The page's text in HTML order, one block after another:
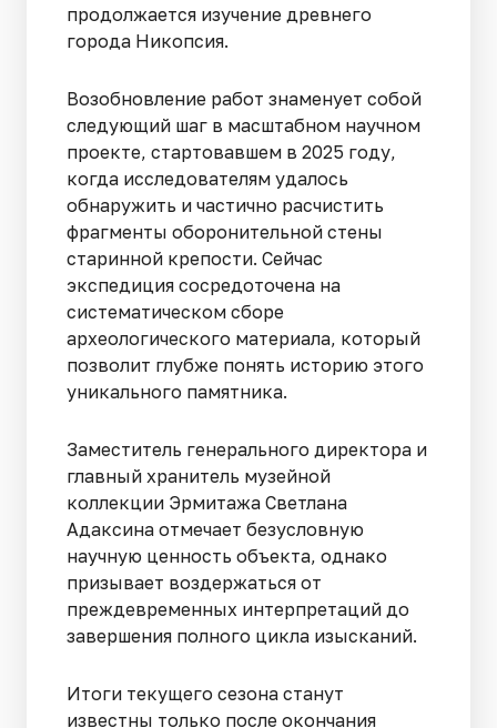
продолжается изучение древнего
города Никопсия.
Возобновление работ знаменует собой
следующий шаг в масштабном научном
проекте, стартовавшем в 2025 году,
когда исследователям удалось
обнаружить и частично расчистить
фрагменты оборонительной стены
старинной крепости. Сейчас
экспедиция сосредоточена на
систематическом сборе
археологического материала, который
позволит глубже понять историю этого
уникального памятника.
Заместитель генерального директора и
главный хранитель музейной
коллекции Эрмитажа Светлана
Адаксина отмечает безусловную
научную ценность объекта, однако
призывает воздержаться от
преждевременных интерпретаций до
завершения полного цикла изысканий.
Итоги текущего сезона станут
известны только после окончания